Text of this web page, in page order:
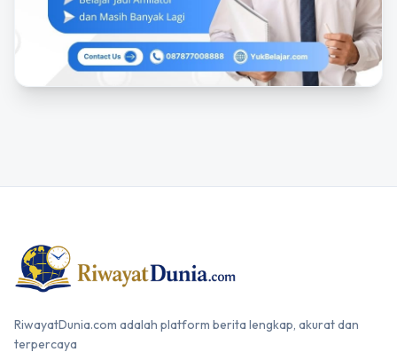
RiwayatDunia.com adalah platform berita lengkap, akurat dan
terpercaya